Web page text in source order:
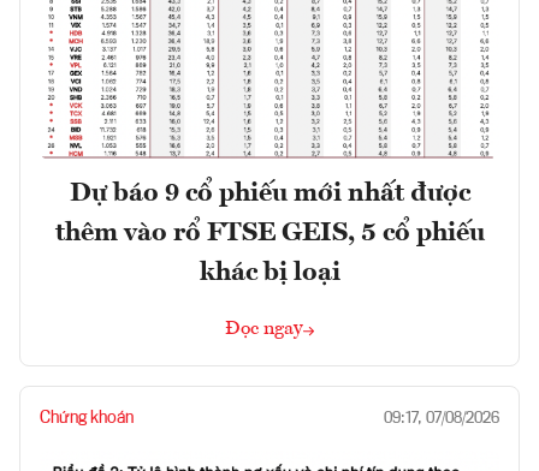
Dự báo 9 cổ phiếu mới nhất được
thêm vào rổ FTSE GEIS, 5 cổ phiếu
khác bị loại
Đọc ngay
Chứng khoán 09:17, 07/08/2026